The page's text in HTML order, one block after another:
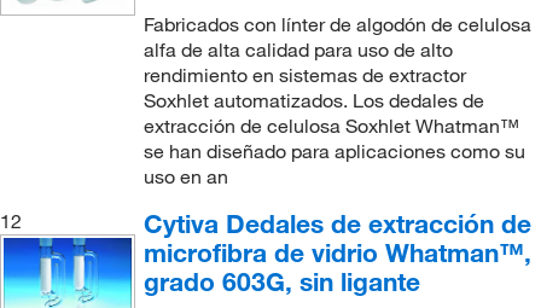
Fabricados con línter de algodón de celulosa
alfa de alta calidad para uso de alto
rendimiento en sistemas de extractor
Soxhlet automatizados. Los dedales de
extracción de celulosa Soxhlet Whatman™
se han diseñado para aplicaciones como su
uso en an
12
Cytiva Dedales de extracción de
microfibra de vidrio Whatman™,
grado 603G, sin ligante